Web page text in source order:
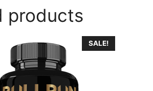
products
SALE!